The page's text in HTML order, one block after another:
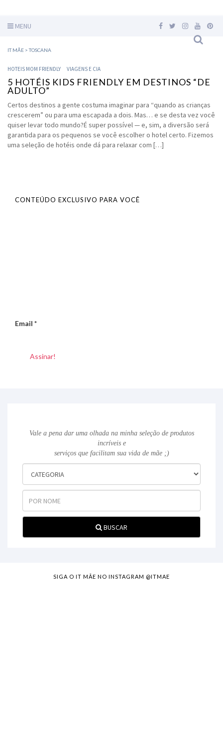
MENU
IT MÃE >TOSCANA
HOTEIS MOM FRIENDLY VIAGENS E CIA
5 HOTÉIS KIDS FRIENDLY EM DESTINOS “DE
ADULTO”
Certos destinos a gente costuma imaginar para “quando as crianças
crescerem” ou para uma escapada a dois. Mas… e se desta vez você
quiser levar todo mundo?É super possível — e, sim, a diversão será
garantida para os pequenos se você escolher o hotel certo. Fizemos
uma seleção de hotéis onde dá para relaxar com […]
CONTEÚDO EXCLUSIVO PARA VOCÊ
Email *
Vale a pena dar uma olhada na minha seleção de produtos
incríveis e
serviços que facilitam sua vida de mãe ;)
BUSCAR
SIGA O IT MÃE NO INSTAGRAM @ITMAE